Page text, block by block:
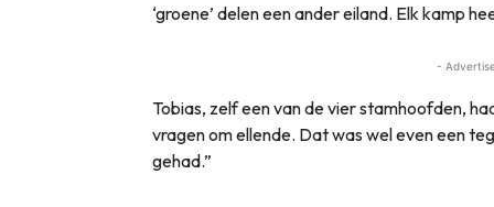
‘groene’ delen een ander eiland. Elk kamp
-
Tobias, zelf een van de vier stamhoofden,
vragen om ellende. Dat was wel even een
gehad.”